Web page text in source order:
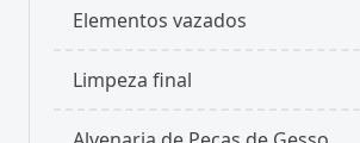
Elementos vazados
Limpeza final